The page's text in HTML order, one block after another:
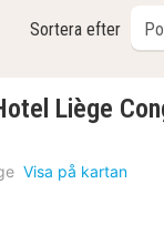
Sortera efter
Liège
Visa på kartan